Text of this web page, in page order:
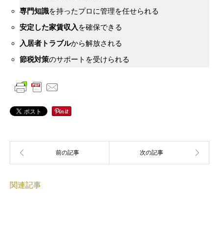
専門知識を持ったプロに管理を任せられる
安定した家賃収入 を確保できる
入居者トラブルから解放される
節税対策のサポートを受けられる
関連記事